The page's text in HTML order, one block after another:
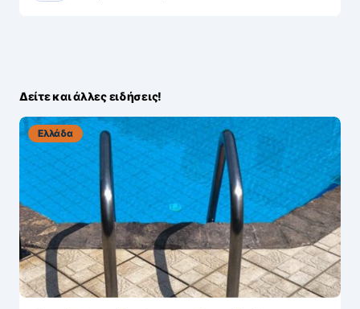
Δείτε και άλλες ειδήσεις!
Ελλάδα